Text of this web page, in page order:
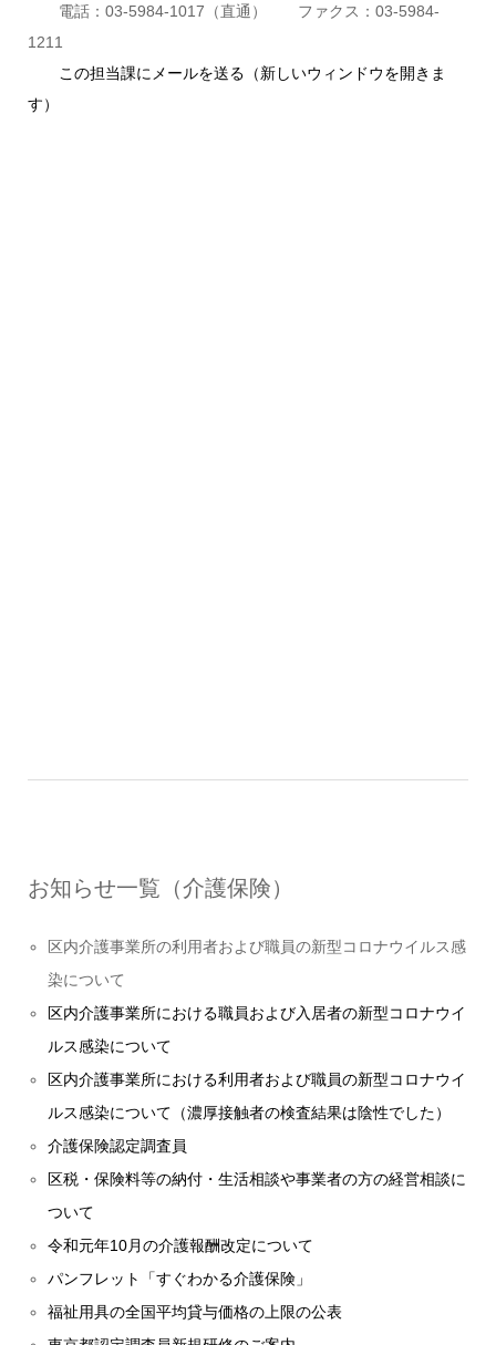
電話：03-5984-1017（直通） ファクス：03-5984-
1211
この担当課にメールを送る（新しいウィンドウを開きま
す）
お知らせ一覧（介護保険）
区内介護事業所の利用者および職員の新型コロナウイルス感
染について
区内介護事業所における職員および入居者の新型コロナウイ
ルス感染について
区内介護事業所における利用者および職員の新型コロナウイ
ルス感染について（濃厚接触者の検査結果は陰性でした）
介護保険認定調査員
区税・保険料等の納付・生活相談や事業者の方の経営相談に
ついて
令和元年10月の介護報酬改定について
パンフレット「すぐわかる介護保険」
福祉用具の全国平均貸与価格の上限の公表